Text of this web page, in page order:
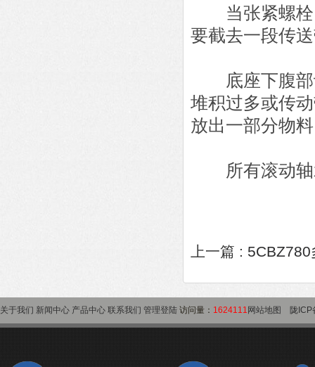
当张紧螺栓
要截去一段传
底座下腹部
堆积过多或传
放出一部分物
所有滚动轴
上一篇 : 5CBZ780
关于我们 新闻中心 产品中心 联系我们 管理登陆 访问量： 1624111 网站地图 陇